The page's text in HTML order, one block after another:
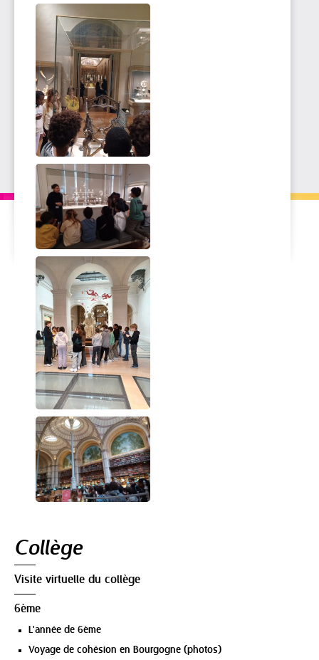
Collège
Visite virtuelle du collège
6ème
L'année de 6ème
Voyage de cohésion en Bourgogne (photos)